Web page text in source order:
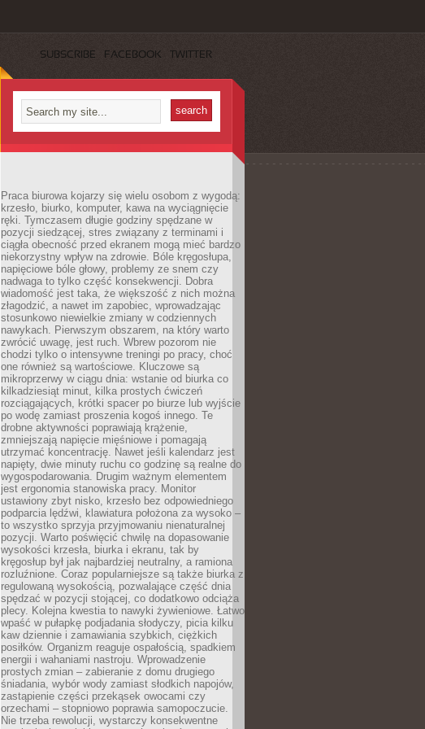
SUBSCRIBE FACEBOOK TWITTER
Praca biurowa kojarzy się wielu osobom z wygodą:
krzesło, biurko, komputer, kawa na wyciągnięcie
ręki. Tymczasem długie godziny spędzane w
pozycji siedzącej, stres związany z terminami i
ciągła obecność przed ekranem mogą mieć bardzo
niekorzystny wpływ na zdrowie. Bóle kręgosłupa,
napięciowe bóle głowy, problemy ze snem czy
nadwaga to tylko część konsekwencji. Dobra
wiadomość jest taka, że większość z nich można
złagodzić, a nawet im zapobiec, wprowadzając
stosunkowo niewielkie zmiany w codziennych
nawykach. Pierwszym obszarem, na który warto
zwrócić uwagę, jest ruch. Wbrew pozorom nie
chodzi tylko o intensywne treningi po pracy, choć
one również są wartościowe. Kluczowe są
mikroprzerwy w ciągu dnia: wstanie od biurka co
kilkadziesiąt minut, kilka prostych ćwiczeń
rozciągających, krótki spacer po biurze lub wyjście
po wodę zamiast proszenia kogoś innego. Te
drobne aktywności poprawiają krążenie,
zmniejszają napięcie mięśniowe i pomagają
utrzymać koncentrację. Nawet jeśli kalendarz jest
napięty, dwie minuty ruchu co godzinę są realne do
wygospodarowania. Drugim ważnym elementem
jest ergonomia stanowiska pracy. Monitor
ustawiony zbyt nisko, krzesło bez odpowiedniego
podparcia lędźwi, klawiatura położona za wysoko –
to wszystko sprzyja przyjmowaniu nienaturalnej
pozycji. Warto poświęcić chwilę na dopasowanie
wysokości krzesła, biurka i ekranu, tak by
kręgosłup był jak najbardziej neutralny, a ramiona
rozluźnione. Coraz popularniejsze są także biurka z
regulowaną wysokością, pozwalające część dnia
spędzać w pozycji stojącej, co dodatkowo odciąża
plecy. Kolejna kwestia to nawyki żywieniowe. Łatwo
wpaść w pułapkę podjadania słodyczy, picia kilku
kaw dziennie i zamawiania szybkich, ciężkich
posiłków. Organizm reaguje ospałością, spadkiem
energii i wahaniami nastroju. Wprowadzenie
prostych zmian – zabieranie z domu drugiego
śniadania, wybór wody zamiast słodkich napojów,
zastąpienie części przekąsek owocami czy
orzechami – stopniowo poprawia samopoczucie.
Nie trzeba rewolucji, wystarczy konsekwentne